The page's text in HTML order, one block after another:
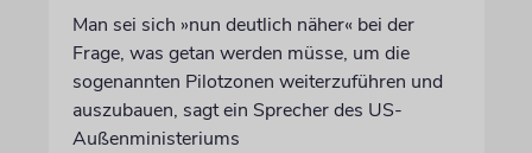
Man sei sich »nun deutlich näher« bei der
Frage, was getan werden müsse, um die
sogenannten Pilotzonen weiterzuführen und
auszubauen, sagt ein Sprecher des US-
Außenministeriums